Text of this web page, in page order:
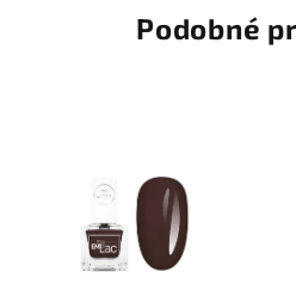
Podobné